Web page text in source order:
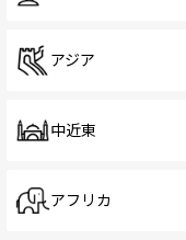
アジア
中近東
アフリカ